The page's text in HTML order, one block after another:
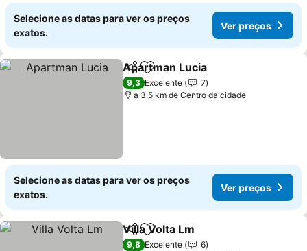
Selecione as datas para ver os preços
exatos.
Ver preços
PartilharAdicionar aos favoritos
Apartman Lucia
9,3 Excelente
7
a 3.5 km de Centro da cidade
Selecione as datas para ver os preços
exatos.
Ver preços
PartilharAdicionar aos favoritos
Villa Volta Lm
9,8 Excelente
6